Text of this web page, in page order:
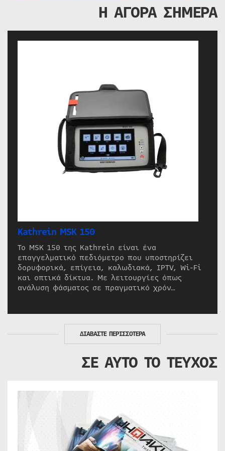
Η ΑΓΟΡΑ ΣΗΜΕΡΑ
Kathrein MSK 150
Το MSK 150 της Kathrein είναι ένα
επαγγελματικό πεδιόμετρο που υποστηρίζει
δορυφορικά, επίγεια, καλωδιακά, IPTV, Wi-Fi
και οπτικά δίκτυα. Με λειτουργίες όπως
ανάλυση φάσματος σε πραγματικό χρόν…
ΔΙΑΒΑΣΤΕ ΠΕΡΙΣΣΟΤΕΡΑ
ΣΕ ΑΥΤΟ ΤΟ ΤΕΥΧΟΣ